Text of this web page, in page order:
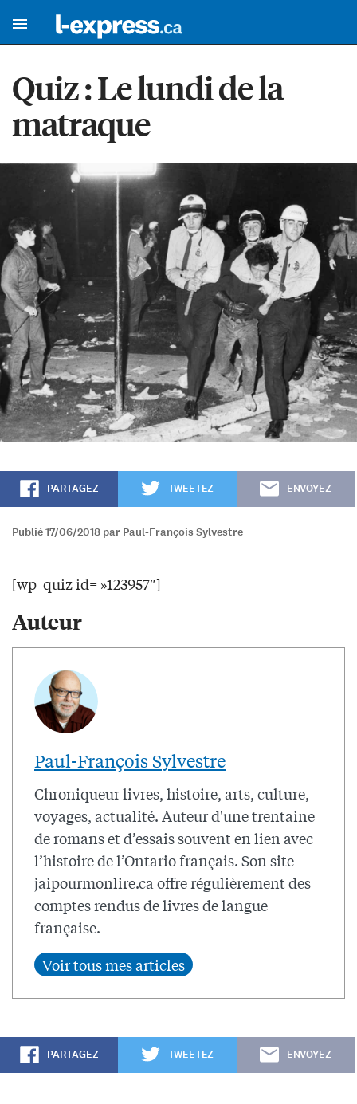
Quiz : Le lundi de la
matraque
PARTAGEZ TWEETEZ ENVOYEZ
Publié 17/06/2018 par Paul-François Sylvestre
[wp_quiz id= »123957″]
Auteur
Paul-François Sylvestre
Chroniqueur livres, histoire, arts, culture,
voyages, actualité. Auteur d'une trentaine
de romans et d’essais souvent en lien avec
l’histoire de l’Ontario français. Son site
jaipourmonlire.ca offre régulièrement des
comptes rendus de livres de langue
française.
PARTAGEZ TWEETEZ ENVOYEZ